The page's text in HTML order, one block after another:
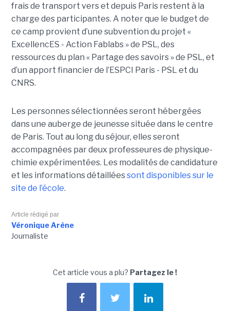
frais de transport vers et depuis Paris restent à la
charge des participantes. A noter que le budget de
ce camp provient d’une subvention du projet «
ExcellencES - Action Fablabs » de PSL, des
ressources du plan « Partage des savoirs » de PSL, et
d’un apport financier de l’ESPCI Paris - PSL et du
CNRS.
Les personnes sélectionnées seront hébergées
dans une auberge de jeunesse située dans le centre
de Paris. Tout au long du séjour, elles seront
accompagnées par deux professeures de physique-
chimie expérimentées. Les modalités de candidature
et les informations détailléessont disponibles sur le
site de l’école.
Article rédigé par
Véronique Arène
Journaliste
Cet article vous a plu? Partagez le !